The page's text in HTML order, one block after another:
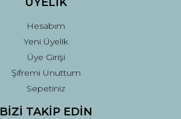
Hesabım
Yeni Üyelik
Üye Girişi
Şifremi Unuttum
Sepetiniz
BİZİ TAKİP EDİN